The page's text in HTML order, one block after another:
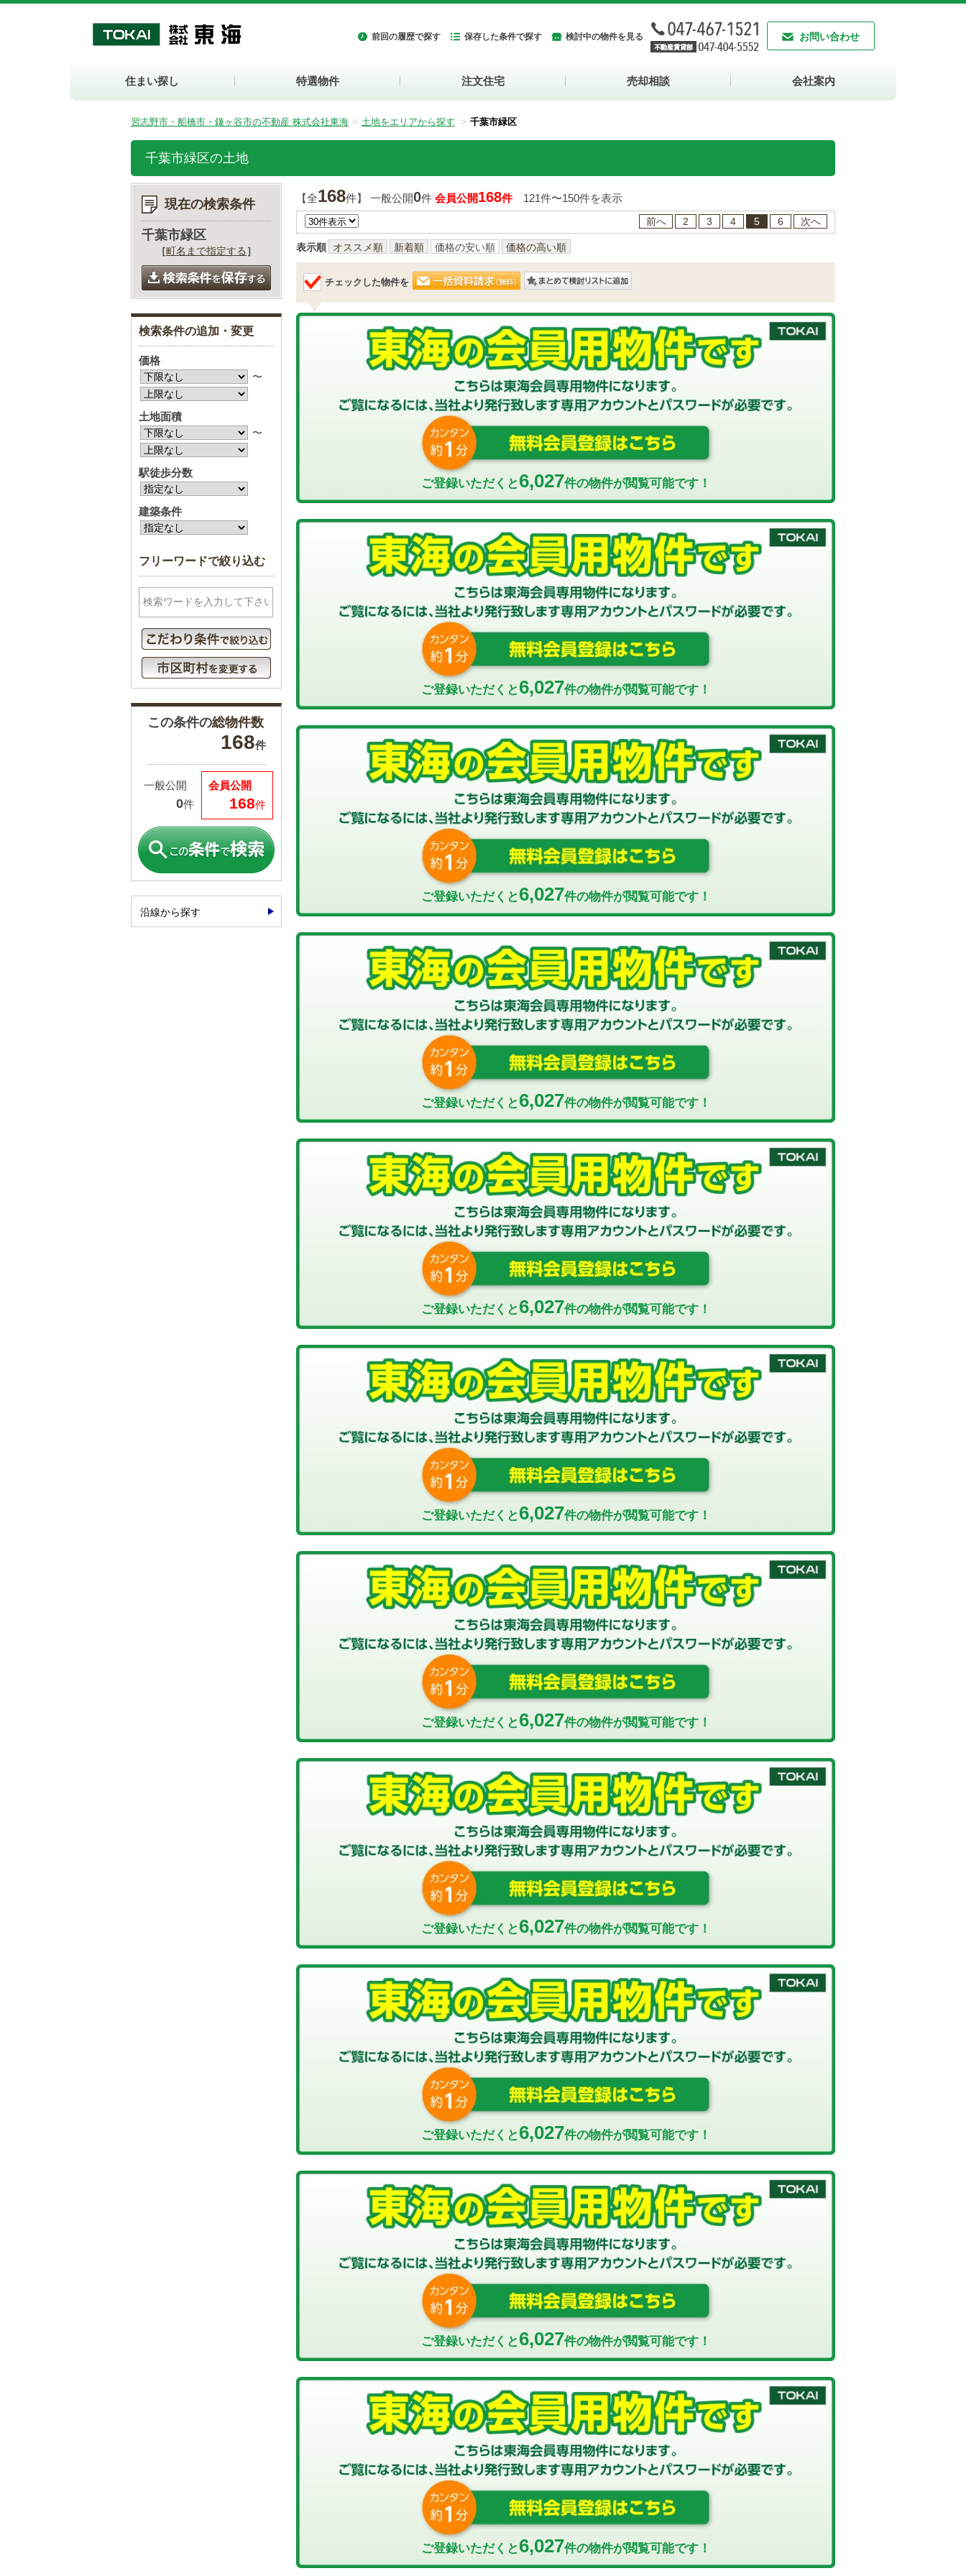
前回の履歴で探す 保存した条件で探す 検討中の物件を見る お問い合わせ
住まい探し 特選物件 注文住宅 売却相談 会社案内
習志野市・船橋市・鎌ヶ谷市の不動産 株式会社東海 土地をエリアから探す 千葉市緑区
千葉市緑区の土地
【全168件】 一般公開0件 会員公開168件121件〜150件を表示
前へ 2 3 4 5 6 次へ
表示順 オススメ順 新着順 価格の安い順 価格の高い順
チェックした物件を
ご登録いただくと 6,027件の物件が閲覧可能です！
ご登録いただくと 6,027件の物件が閲覧可能です！
ご登録いただくと 6,027件の物件が閲覧可能です！
ご登録いただくと 6,027件の物件が閲覧可能です！
ご登録いただくと 6,027件の物件が閲覧可能です！
ご登録いただくと 6,027件の物件が閲覧可能です！
ご登録いただくと 6,027件の物件が閲覧可能です！
ご登録いただくと 6,027件の物件が閲覧可能です！
ご登録いただくと 6,027件の物件が閲覧可能です！
ご登録いただくと 6,027件の物件が閲覧可能です！
ご登録いただくと 6,027件の物件が閲覧可能です！
現在の検索条件
千葉市緑区
［町名まで指定する ］
検索条件の追加・変更
価格
〜
土地面積
〜
駅徒歩分数
建築条件
フリーワードで絞り込む
この条件の総物件数
168件
会員公開
168件
一般公開
0件
沿線から探す